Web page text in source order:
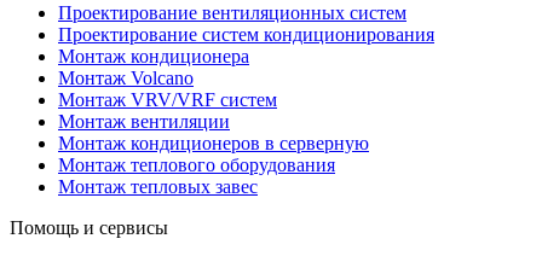
Проектирование вентиляционных систем
Проектирование систем кондиционирования
Монтаж кондиционера
Монтаж Volcano
Монтаж VRV/VRF систем
Монтаж вентиляции
Монтаж кондиционеров в серверную
Монтаж теплового оборудования
Монтаж тепловых завес
Помощь и сервисы